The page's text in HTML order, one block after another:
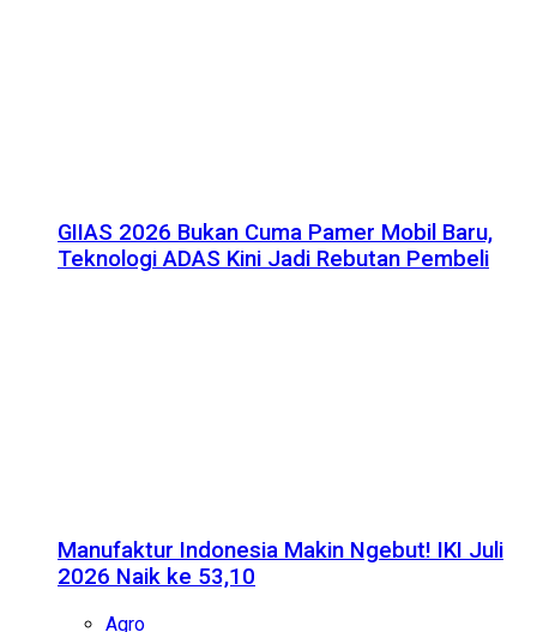
GIIAS 2026 Bukan Cuma Pamer Mobil Baru,
Teknologi ADAS Kini Jadi Rebutan Pembeli
Manufaktur Indonesia Makin Ngebut! IKI Juli
2026 Naik ke 53,10
Agro